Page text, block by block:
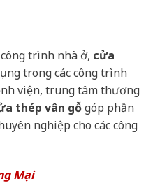
trình nhà ở, cửa
trong các công trình
viện, trung tâm thương
thép vân gỗgóp phần
nghiệp cho các công
Mại